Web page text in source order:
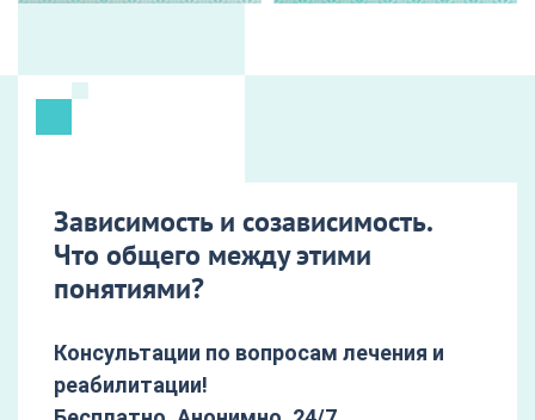
Зависимость и созависимость.
Что общего между этими
понятиями?
Консультации по вопросам лечения и
реабилитации!